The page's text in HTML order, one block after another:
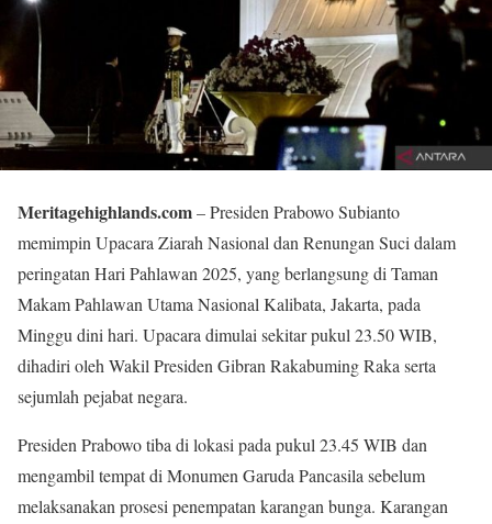
Meritagehighlands.com– Presiden Prabowo Subianto
memimpin Upacara Ziarah Nasional dan Renungan Suci dalam
peringatan Hari Pahlawan 2025, yang berlangsung di Taman
Makam Pahlawan Utama Nasional Kalibata, Jakarta, pada
Minggu dini hari. Upacara dimulai sekitar pukul 23.50 WIB,
dihadiri oleh Wakil Presiden Gibran Rakabuming Raka serta
sejumlah pejabat negara.
Presiden Prabowo tiba di lokasi pada pukul 23.45 WIB dan
mengambil tempat di Monumen Garuda Pancasila sebelum
melaksanakan prosesi penempatan karangan bunga. Karangan